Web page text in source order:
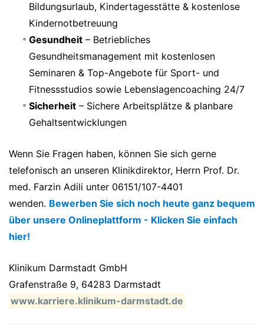
Bildungsurlaub, Kindertagesstätte & kostenlose
Kindernotbetreuung
Gesundheit – Betriebliches
Gesundheitsmanagement mit kostenlosen
Seminaren & Top-Angebote für Sport- und
Fitnessstudios sowie Lebenslagencoaching 24/7
Sicherheit – Sichere Arbeitsplätze & planbare
Gehaltsentwicklungen
Wenn Sie Fragen haben, können Sie sich gerne
telefonisch an unseren Klinikdirektor, Herrn Prof. Dr.
med. Farzin Adili unter 06151/107-4401
wenden. Bewerben Sie sich noch heute ganz bequem
über unsere Onlineplattform - Klicken Sie einfach
hier!
Klinikum Darmstadt GmbH
Grafenstraße 9, 64283 Darmstadt
www.karriere.klinikum-darmstadt.de